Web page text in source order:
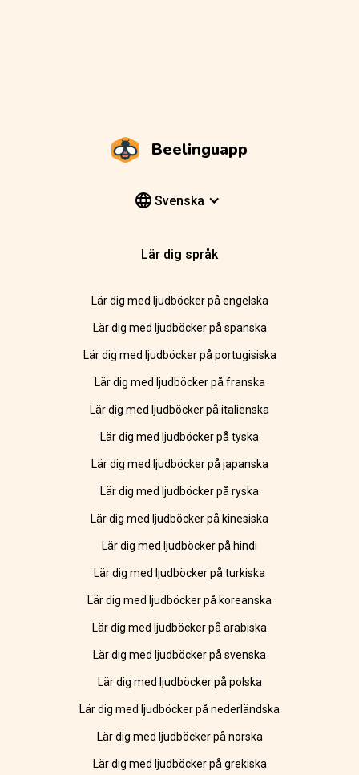
Beelinguapp
Svenska
Lär dig språk
Lär dig med ljudböcker på engelska
Lär dig med ljudböcker på spanska
Lär dig med ljudböcker på portugisiska
Lär dig med ljudböcker på franska
Lär dig med ljudböcker på italienska
Lär dig med ljudböcker på tyska
Lär dig med ljudböcker på japanska
Lär dig med ljudböcker på ryska
Lär dig med ljudböcker på kinesiska
Lär dig med ljudböcker på hindi
Lär dig med ljudböcker på turkiska
Lär dig med ljudböcker på koreanska
Lär dig med ljudböcker på arabiska
Lär dig med ljudböcker på svenska
Lär dig med ljudböcker på polska
Lär dig med ljudböcker på nederländska
Lär dig med ljudböcker på norska
Lär dig med ljudböcker på grekiska